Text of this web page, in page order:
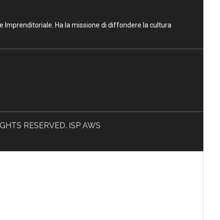
Imprenditoriale. Ha la missione di diffondere la cultura
RESERVED. ISP AWS